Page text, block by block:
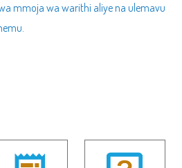
mmoja wa warithi aliye na ulemavu